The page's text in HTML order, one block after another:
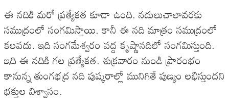
ఈ నదికి మరో ప్రత్యేకత కూడా ఉంది. నదులుచాలావరకు
సముద్రంలో సంగమిస్తాయి. కానీ ఈ నది మాత్రం సముద్రంలో
కలవదు. ఇది సంగమేశ్వరం వద్ద కృష్ణానదిలో సంగమిస్తుంది.
ఇది ఈ నదికి గల ప్రత్యేకత. శుక్రవారం నుండి ప్రారంభం
కానున్న తుంగభద్ర నది పుష్కరాల్లో మునిగితే పుణ్యం లభిస్తుందని
భక్తుల విశ్వాసం.